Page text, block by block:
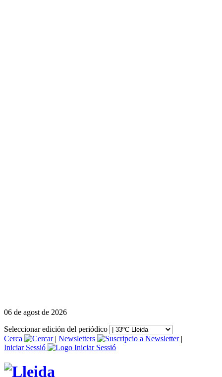
06 de agost de 2026
Seleccionar edición del periódico
Cerca
| Newsletters
|
Iniciar Sessió